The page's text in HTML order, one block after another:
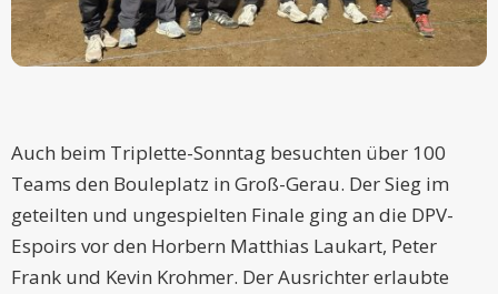
Auch beim Triplette-Sonntag besuchten über 100
Teams den Bouleplatz in Groß-Gerau. Der Sieg im
geteilten und ungespielten Finale ging an die DPV-
Espoirs vor den Horbern Matthias Laukart, Peter
Frank und Kevin Krohmer. Der Ausrichter erlaubte